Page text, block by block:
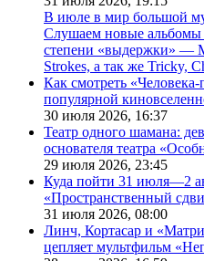
В июле в мир большой
Слушаем новые альбомы
степени «выдержки» —
Strokes, а так же Tricky,
Как смотреть
популярной
30 июля 2026, 16:37
Театр одного шамана:
основателя театра
29 июля 2026, 23:45
Куда пойти 31 июля—2
«Пространственный
31 июля 2026, 08:00
Линч, Кортасар и
цепляет мультфильм